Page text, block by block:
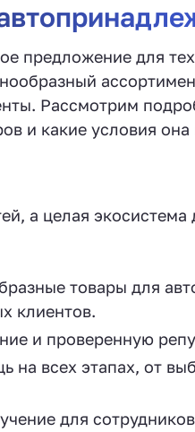
предложение для
Рассмотрим
и какие условия она
а целая
товары для
клиентов.
и проверенную
на всех этапах, от
для